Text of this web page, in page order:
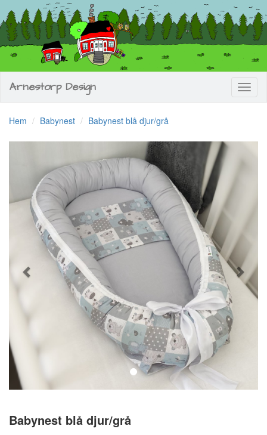
Arnestorp Design
Hem Babynest Babynest blå djur/grå
Babynest blå djur/grå